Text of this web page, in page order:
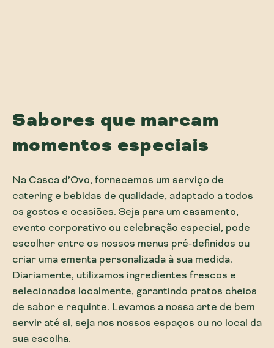
Sabores que marcam
momentos especiais
Na Casca d’Ovo, fornecemos um serviço de
catering e bebidas de qualidade, adaptado a todos
os gostos e ocasiões. Seja para um casamento,
evento corporativo ou celebração especial, pode
escolher entre os nossos menus pré-definidos ou
criar uma ementa personalizada à sua medida.
Diariamente, utilizamos ingredientes frescos e
selecionados localmente, garantindo pratos cheios
de sabor e requinte. Levamos a nossa arte de bem
servir até si, seja nos nossos espaços ou no local da
sua escolha.